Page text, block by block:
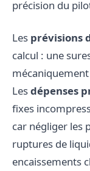
précision du
Les prévisions
calcul : une
Lesdépenses
fixes
car négliger les
ruptures de
encaissements